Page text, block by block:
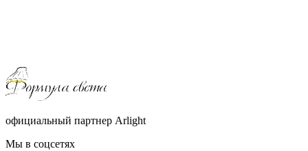
официальный партнер Arlight
Мы в соцсетях